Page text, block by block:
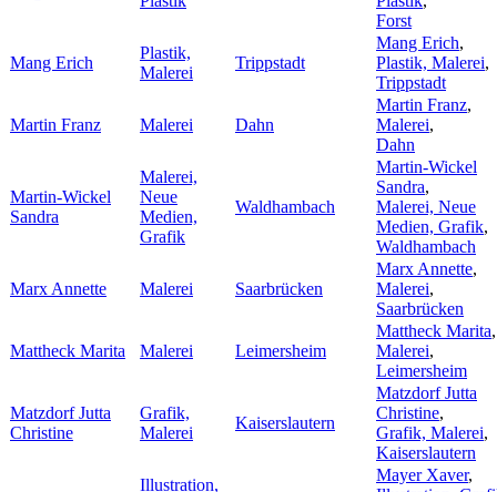
Forst
Mang Erich
Plastik,
Malerei
Trippstadt
Mang Erich,
Plastik, Malerei,
Trippstadt
Martin Franz Malerei Dahn
Martin Franz,
Malerei,
Dahn
Martin-Wickel
Sandra
Malerei,
Neue
Medien,
Grafik
Waldhambach
Martin-Wickel
Sandra,
Malerei, Neue
Medien, Grafik,
Waldhambach
Marx Annette Malerei Saarbrücken
Marx Annette,
Malerei,
Saarbrücken
Mattheck Marita Malerei Leimersheim
Mattheck Marita,
Malerei,
Leimersheim
Matzdorf Jutta
Christine
Grafik,
Malerei
Kaiserslautern
Matzdorf Jutta
Christine,
Grafik, Malerei,
Kaiserslautern
Illustration,
Mayer Xaver,